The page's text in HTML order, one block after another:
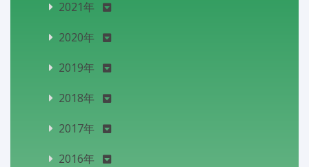
2021年
2020年
2019年
2018年
2017年
2016年